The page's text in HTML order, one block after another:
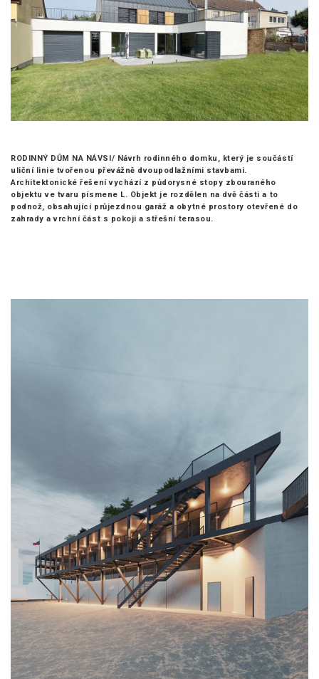
RODINNÝ DŮM NA NÁVSI/ Návrh rodinného domku, který je součástí
uliční linie tvořenou převážně dvoupodlažními stavbami.
Architektonické řešení vychází z půdorysné stopy zbouraného
objektu ve tvaru písmene L. Objekt je rozdělen na dvě části a to
podnož, obsahující průjezdnou garáž a obytné prostory otevřené do
zahrady a vrchní část s pokoji a střešní terasou.